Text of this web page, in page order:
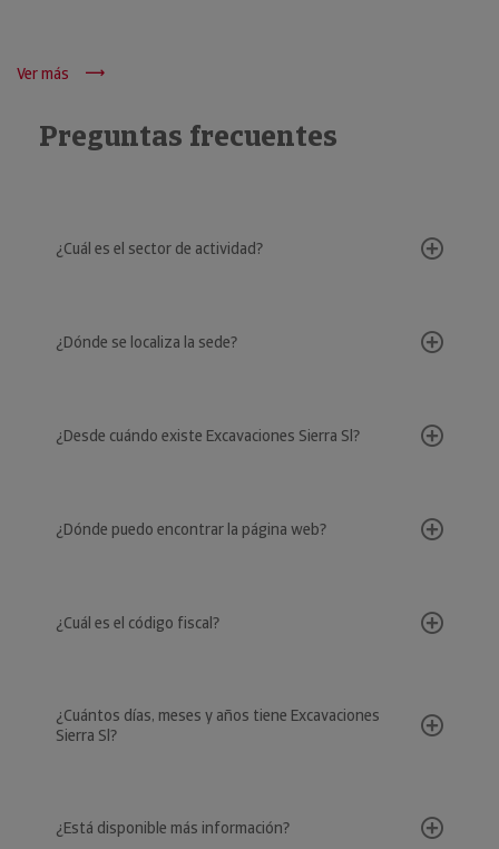
Ver más
Preguntas frecuentes
¿Cuál es el sector de actividad?
¿Dónde se localiza la sede?
¿Desde cuándo existe Excavaciones Sierra Sl?
¿Dónde puedo encontrar la página web?
¿Cuál es el código fiscal?
¿Cuántos días, meses y años tiene Excavaciones
Sierra Sl?
¿Está disponible más información?